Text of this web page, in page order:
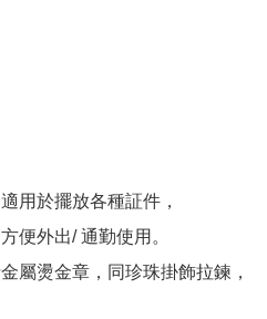
用於擺放各種証件，
便外出/ 通勤使用。
屬燙金章，同珍珠掛飾拉鍊，